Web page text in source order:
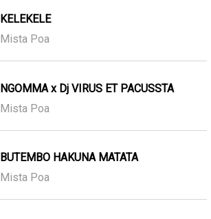
KELEKELE
Mista Poa
NGOMMA x Dj VIRUS ET PACUSSTA
Mista Poa
BUTEMBO HAKUNA MATATA
Mista Poa